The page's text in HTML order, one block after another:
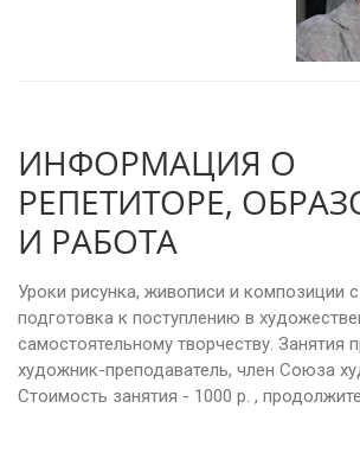
ИНФОРМАЦИЯ О
РЕПЕТИТОРЕ,
И РАБОТА
Уроки рисунка, живописи и композиции
подготовка к поступлению в
самостоятельному творчеству. Занятия
художник-преподаватель, член Союза
Стоимость занятия - 1000 р. ,